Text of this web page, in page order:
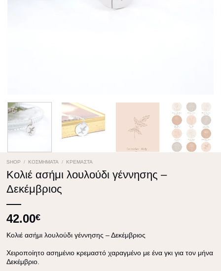
SHOP / ΚΟΣΜΉΜΑΤΑ / ΚΡΕΜΑΣΤΆ
Κολιέ ασήμι λουλούδι γέννησης –
Δεκέμβριος
42.00€
Κολιέ ασήμι λουλούδι γέννησης – Δεκέμβριος
Χειροποίητο ασημένιο κρεμαστό χαραγμένο με ένα γκι για τον μήνα
Δεκέμβριο.